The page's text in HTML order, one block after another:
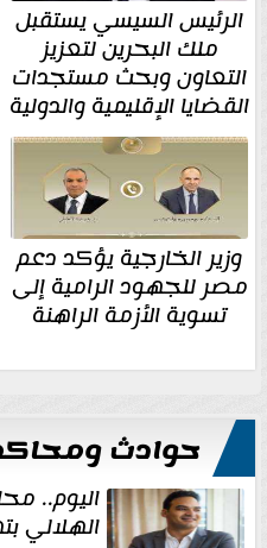
الرئيس السيسي يستقبل
ملك البحرين لتعزيز
التعاون وبحث مستجدات
القضايا الإقليمية والدولية
وزير الخارجية يؤكد دعم
مصر للجهود الرامية إلى
تسوية الأزمة الراهنة
حوادث
اليوم..
الهلالي